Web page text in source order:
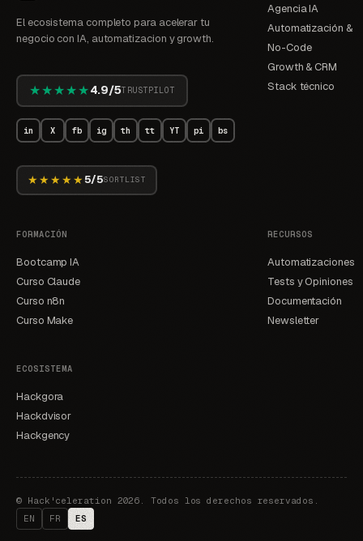
El ecosistema completo para acelerar tu
negocio con IA, automatizacion y growth.
★★★★★4.9/5TRUSTPILOT
in X fb ig th tt YT pi bs
★★★★★ 5/5SORTLIST
Agencia IA
Automatización &
No-Code
Growth & CRM
Stack técnico
FORMACIÓN
Bootcamp IA
Curso Claude
Curso n8n
Curso Make
RECURSOS
Automatizaciones
Tests y Opiniones
Documentación
Newsletter
ECOSISTEMA
Hackgora
Hackdvisor
Hackgency
© Hack'celeration 2026. Todos los derechos reservados.
EN
FR ES